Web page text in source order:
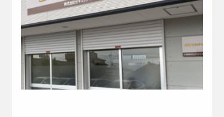
採用情報 お問い合わせ